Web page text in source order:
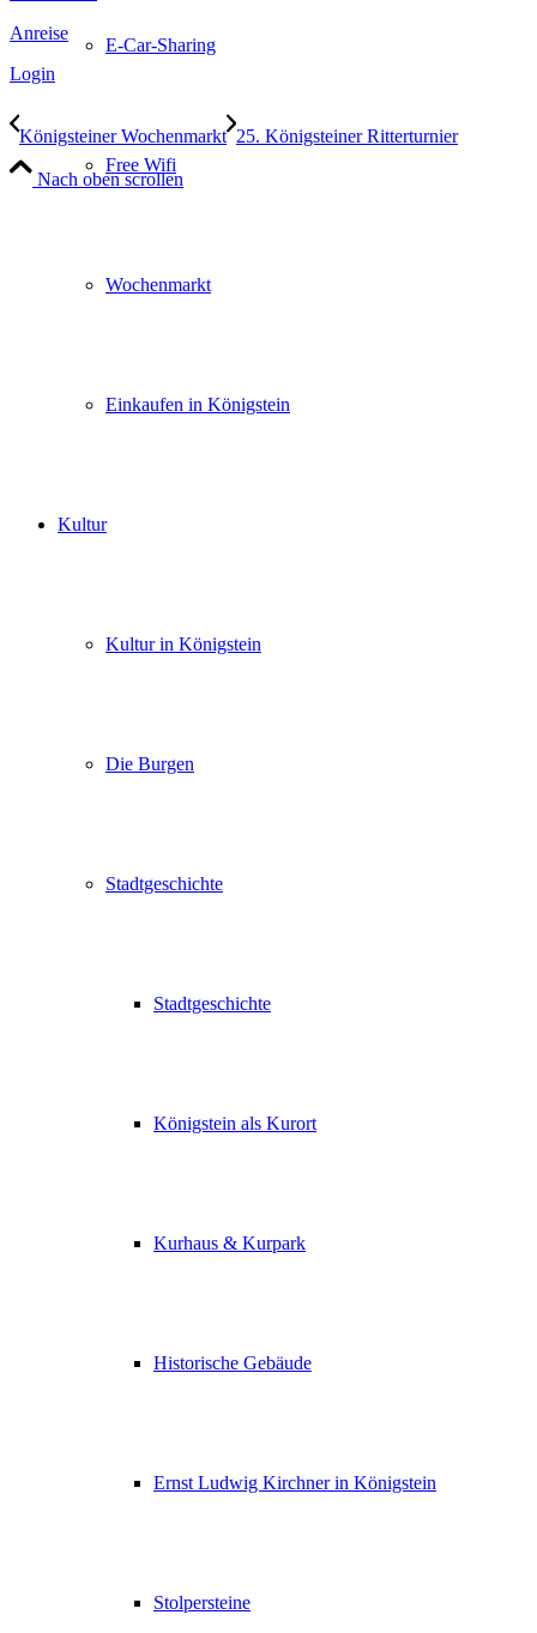
E-Car-Sharing
Free Wifi
Wochenmarkt
Einkaufen in Königstein
Kultur
Kultur in Königstein
Die Burgen
Stadtgeschichte
Stadtgeschichte
Königstein als Kurort
Kurhaus & Kurpark
Historische Gebäude
Ernst Ludwig Kirchner in Königstein
Stolpersteine
Anreise
Login
Königsteiner Wochenmarkt 25. Königsteiner Ritterturnier
Nach oben scrollen